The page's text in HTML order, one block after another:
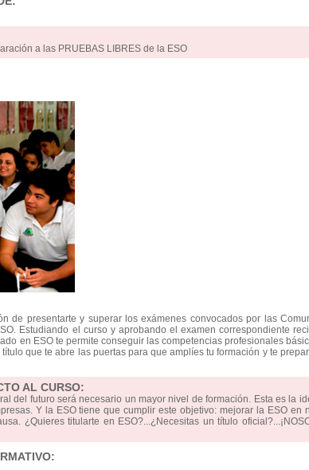
a las PRUEBAS LIBRES de la ESO
de presentarte y superar los exámenes convocados por las
Estudiando el curso y aprobando el examen correspondiente
en ESO te permite conseguir las competencias profesionales
que te abre las puertas para que amplíes tu formación y te
AL CURSO:
del futuro será necesario un mayor nivel de formación. Esta es la
Y la ESO tiene que cumplir este objetivo: mejorar la ESO en
¿Quieres titularte en ESO?...¿Necesitas un título